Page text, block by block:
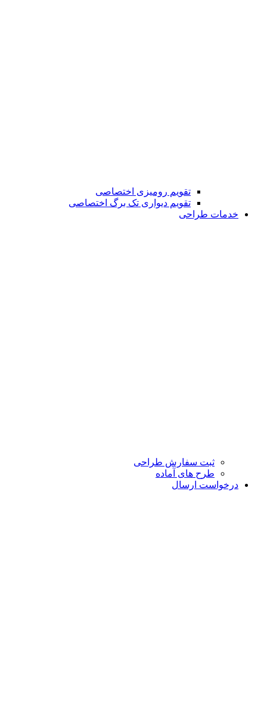
تقویم رومیزی اختصاصی
تقویم دیواری تک برگ اختصاصی
خدمات طراحی
ثبت سفارش طراحی
طرح های آماده
درخواست ارسال